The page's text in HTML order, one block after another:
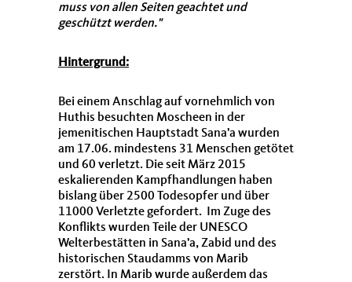
muss von allen Seiten geachtet und
geschützt werden."
Hintergrund:
Bei einem Anschlag auf vornehmlich von
Huthis besuchten Moscheen in der
jemenitischen Hauptstadt Sana’a wurden
am 17.06. mindestens 31 Menschen getötet
und 60 verletzt. Die seit März 2015
eskalierenden Kampfhandlungen haben
bislang über 2500 Todesopfer und über
11000 Verletzte gefordert. Im Zuge des
Konflikts wurden Teile der UNESCO
Welterbestätten in Sana’a, Zabid und des
historischen Staudamms von Marib
zerstört. In Marib wurde außerdem das